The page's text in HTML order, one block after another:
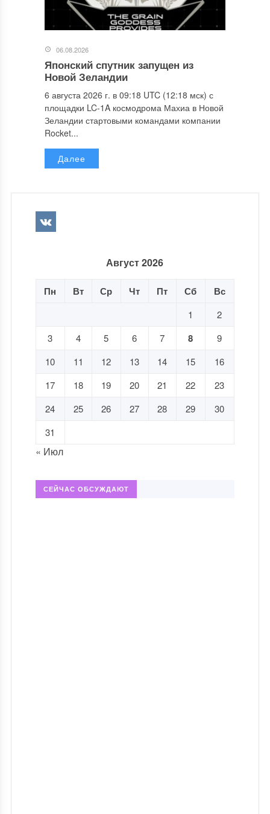
06.08.2026
Японский спутник запущен из
Новой Зеландии
6 августа 2026 г. в 09:18 UTC (12:18 мск) с
площадки LC-1A космодрома Махиа в Новой
Зеландии стартовыми командами компании
Rocket...
Далее
Август 2026
Пн Вт Ср Чт Пт Сб Вс
1
2
3
4 5 6 7 8
9
10
11 12 13 14 15
16
17
18 19 20 21 22
23
24
25 26 27 28 29
30
31
« Июл
СЕЙЧАС ОБСУЖДАЮТ